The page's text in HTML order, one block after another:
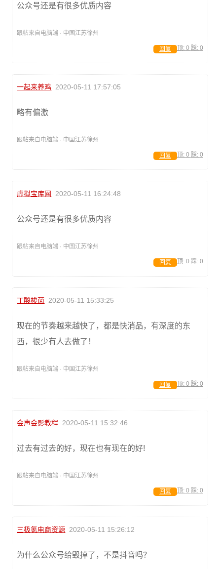
公众号还是有很多优质内容
跟帖来自电脑端 · 中国江苏徐州
顶: 0 踩: 0
回复
一起来养鸡 2020-05-11 17:57:05
略有偏激
跟帖来自电脑端 · 中国江苏徐州
顶: 0 踩: 0
回复
虚拟宝库网 2020-05-11 16:24:48
公众号还是有很多优质内容
跟帖来自电脑端 · 中国江苏徐州
顶: 0 踩: 0
回复
丁酸梭菌 2020-05-11 15:33:25
现在的节奏越来越快了，都是快消品，有深度的东
西，很少有人去做了！
跟帖来自电脑端 · 中国江苏徐州
顶: 0 踩: 0
回复
会声会影教程 2020-05-11 15:32:46
过去有过去的好，现在也有现在的好!
跟帖来自电脑端 · 中国江苏徐州
顶: 0 踩: 0
回复
三极氪电商资源 2020-05-11 15:26:12
为什么公众号给毁掉了，不是抖音吗？